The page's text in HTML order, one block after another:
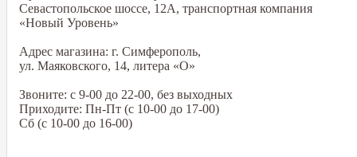
Севастопольское шоссе, 12А, транспортная компания
«Новый Уровень»
Адрес магазина: г. Симферополь,
ул. Маяковского, 14, литера «О»
Звоните: с 9-00 до 22-00, без выходных
Приходите: Пн-Пт (с 10-00 до 17-00)
Сб (с 10-00 до 16-00)